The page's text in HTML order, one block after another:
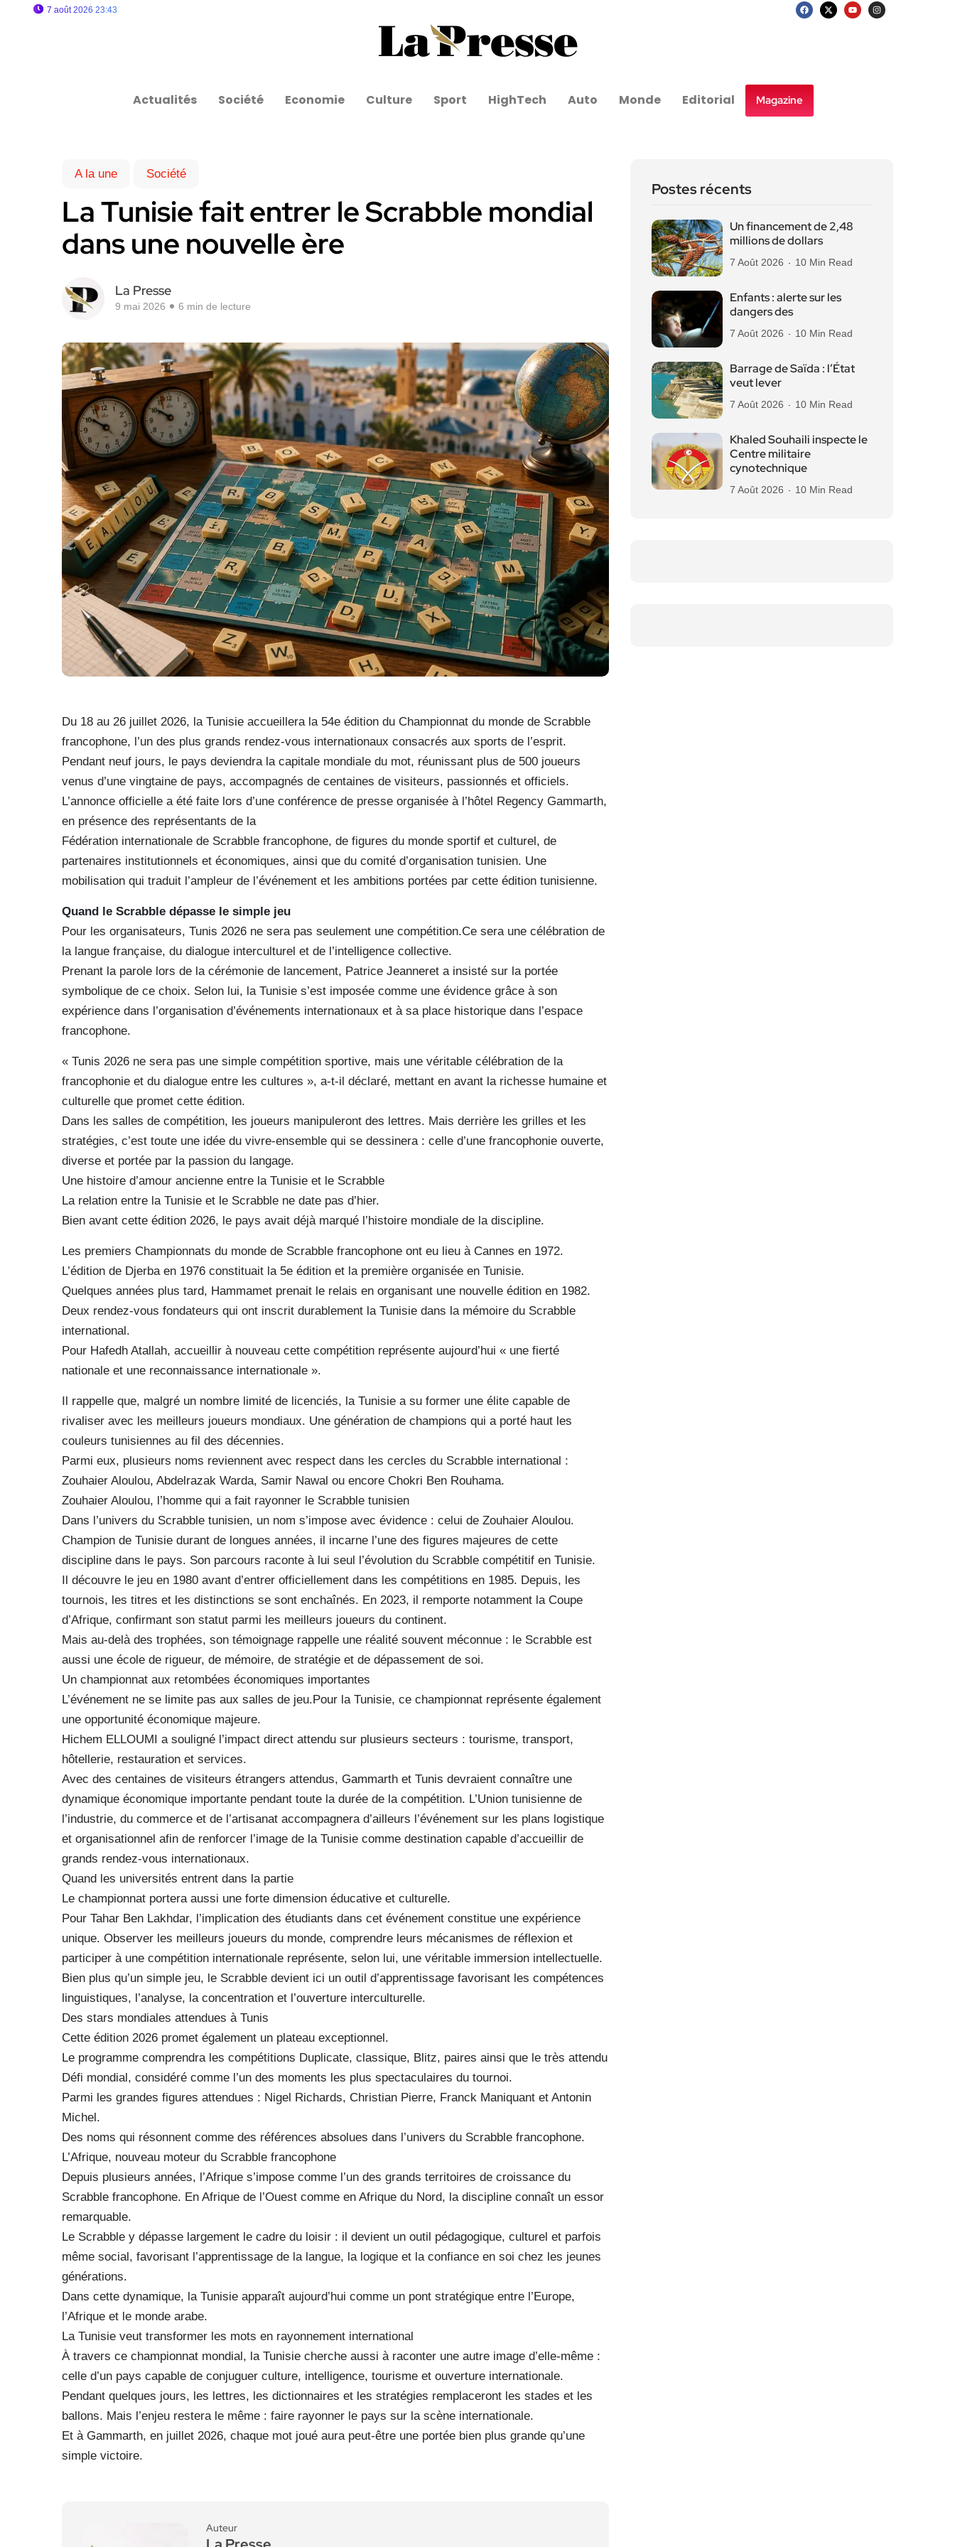
7 août 2026 23:43
Actualités Société Economie Culture Sport HighTech Auto Monde Editorial Magazine
A la une Société
La Tunisie fait entrer le Scrabble mondial
dans une nouvelle ère
La Presse
9 mai 2026 6 min de lecture
Du 18 au 26 juillet 2026, la Tunisie accueillera la 54e édition du Championnat du monde de Scrabble
francophone, l’un des plus grands rendez-vous internationaux consacrés aux sports de l’esprit.
Pendant neuf jours, le pays deviendra la capitale mondiale du mot, réunissant plus de 500 joueurs
venus d’une vingtaine de pays, accompagnés de centaines de visiteurs, passionnés et officiels.
L’annonce officielle a été faite lors d’une conférence de presse organisée à l’hôtel Regency Gammarth,
en présence des représentants de la
Fédération internationale de Scrabble francophone, de figures du monde sportif et culturel, de
partenaires institutionnels et économiques, ainsi que du comité d’organisation tunisien. Une
mobilisation qui traduit l’ampleur de l’événement et les ambitions portées par cette édition tunisienne.
Quand le Scrabble dépasse le simple jeu
Pour les organisateurs, Tunis 2026 ne sera pas seulement une compétition.Ce sera une célébration de
la langue française, du dialogue interculturel et de l’intelligence collective.
Prenant la parole lors de la cérémonie de lancement, Patrice Jeanneret a insisté sur la portée
symbolique de ce choix. Selon lui, la Tunisie s’est imposée comme une évidence grâce à son
expérience dans l’organisation d’événements internationaux et à sa place historique dans l’espace
francophone.
« Tunis 2026 ne sera pas une simple compétition sportive, mais une véritable célébration de la
francophonie et du dialogue entre les cultures », a-t-il déclaré, mettant en avant la richesse humaine et
culturelle que promet cette édition.
Dans les salles de compétition, les joueurs manipuleront des lettres. Mais derrière les grilles et les
stratégies, c’est toute une idée du vivre-ensemble qui se dessinera : celle d’une francophonie ouverte,
diverse et portée par la passion du langage.
Une histoire d’amour ancienne entre la Tunisie et le Scrabble
La relation entre la Tunisie et le Scrabble ne date pas d’hier.
Bien avant cette édition 2026, le pays avait déjà marqué l’histoire mondiale de la discipline.
Les premiers Championnats du monde de Scrabble francophone ont eu lieu à Cannes en 1972.
L’édition de Djerba en 1976 constituait la 5e édition et la première organisée en Tunisie.
Quelques années plus tard, Hammamet prenait le relais en organisant une nouvelle édition en 1982.
Deux rendez-vous fondateurs qui ont inscrit durablement la Tunisie dans la mémoire du Scrabble
international.
Pour Hafedh Atallah, accueillir à nouveau cette compétition représente aujourd’hui « une fierté
nationale et une reconnaissance internationale ».
Il rappelle que, malgré un nombre limité de licenciés, la Tunisie a su former une élite capable de
rivaliser avec les meilleurs joueurs mondiaux. Une génération de champions qui a porté haut les
couleurs tunisiennes au fil des décennies.
Parmi eux, plusieurs noms reviennent avec respect dans les cercles du Scrabble international :
Zouhaier Aloulou, Abdelrazak Warda, Samir Nawal ou encore Chokri Ben Rouhama.
Zouhaier Aloulou, l’homme qui a fait rayonner le Scrabble tunisien
Dans l’univers du Scrabble tunisien, un nom s’impose avec évidence : celui de Zouhaier Aloulou.
Champion de Tunisie durant de longues années, il incarne l’une des figures majeures de cette
discipline dans le pays. Son parcours raconte à lui seul l’évolution du Scrabble compétitif en Tunisie.
Il découvre le jeu en 1980 avant d’entrer officiellement dans les compétitions en 1985. Depuis, les
tournois, les titres et les distinctions se sont enchaînés. En 2023, il remporte notamment la Coupe
d’Afrique, confirmant son statut parmi les meilleurs joueurs du continent.
Mais au-delà des trophées, son témoignage rappelle une réalité souvent méconnue : le Scrabble est
aussi une école de rigueur, de mémoire, de stratégie et de dépassement de soi.
Un championnat aux retombées économiques importantes
L’événement ne se limite pas aux salles de jeu.Pour la Tunisie, ce championnat représente également
une opportunité économique majeure.
Hichem ELLOUMI a souligné l’impact direct attendu sur plusieurs secteurs : tourisme, transport,
hôtellerie, restauration et services.
Avec des centaines de visiteurs étrangers attendus, Gammarth et Tunis devraient connaître une
dynamique économique importante pendant toute la durée de la compétition. L’Union tunisienne de
l’industrie, du commerce et de l’artisanat accompagnera d’ailleurs l’événement sur les plans logistique
et organisationnel afin de renforcer l’image de la Tunisie comme destination capable d’accueillir de
grands rendez-vous internationaux.
Quand les universités entrent dans la partie
Le championnat portera aussi une forte dimension éducative et culturelle.
Pour Tahar Ben Lakhdar, l’implication des étudiants dans cet événement constitue une expérience
unique. Observer les meilleurs joueurs du monde, comprendre leurs mécanismes de réflexion et
participer à une compétition internationale représente, selon lui, une véritable immersion intellectuelle.
Bien plus qu’un simple jeu, le Scrabble devient ici un outil d’apprentissage favorisant les compétences
linguistiques, l’analyse, la concentration et l’ouverture interculturelle.
Des stars mondiales attendues à Tunis
Cette édition 2026 promet également un plateau exceptionnel.
Le programme comprendra les compétitions Duplicate, classique, Blitz, paires ainsi que le très attendu
Défi mondial, considéré comme l’un des moments les plus spectaculaires du tournoi.
Parmi les grandes figures attendues : Nigel Richards, Christian Pierre, Franck Maniquant et Antonin
Michel.
Des noms qui résonnent comme des références absolues dans l’univers du Scrabble francophone.
L’Afrique, nouveau moteur du Scrabble francophone
Depuis plusieurs années, l’Afrique s’impose comme l’un des grands territoires de croissance du
Scrabble francophone. En Afrique de l’Ouest comme en Afrique du Nord, la discipline connaît un essor
remarquable.
Le Scrabble y dépasse largement le cadre du loisir : il devient un outil pédagogique, culturel et parfois
même social, favorisant l’apprentissage de la langue, la logique et la confiance en soi chez les jeunes
générations.
Dans cette dynamique, la Tunisie apparaît aujourd’hui comme un pont stratégique entre l’Europe,
l’Afrique et le monde arabe.
La Tunisie veut transformer les mots en rayonnement international
À travers ce championnat mondial, la Tunisie cherche aussi à raconter une autre image d’elle-même :
celle d’un pays capable de conjuguer culture, intelligence, tourisme et ouverture internationale.
Pendant quelques jours, les lettres, les dictionnaires et les stratégies remplaceront les stades et les
ballons. Mais l’enjeu restera le même : faire rayonner le pays sur la scène internationale.
Et à Gammarth, en juillet 2026, chaque mot joué aura peut-être une portée bien plus grande qu’une
simple victoire.
Auteur
Postes récents
Un financement de 2,48
millions de dollars
7 Août 2026 10 Min Read
Enfants : alerte sur les
dangers des
7 Août 2026 10 Min Read
Barrage de Saïda : l’État
veut lever
7 Août 2026 10 Min Read
Khaled Souhaili inspecte le
Centre militaire
cynotechnique
7 Août 2026 10 Min Read